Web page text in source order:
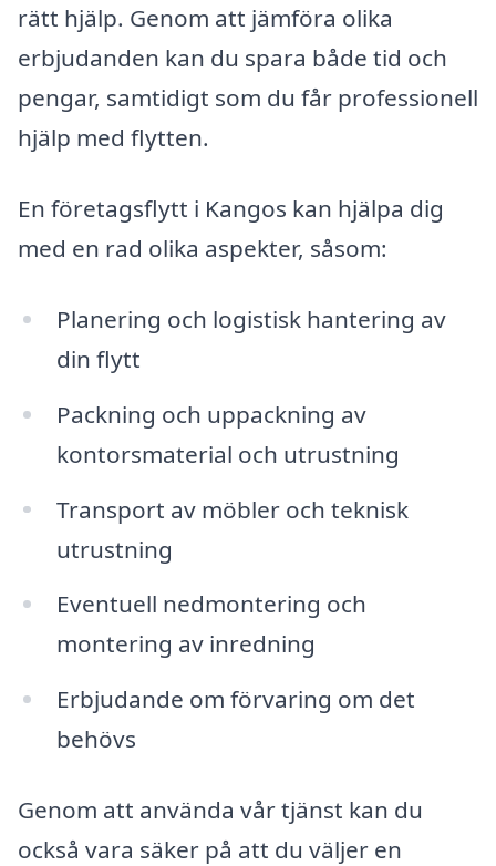
rätt hjälp. Genom att jämföra olika
erbjudanden kan du spara både tid och
pengar, samtidigt som du får professionell
hjälp med flytten.
En företagsflytt i Kangos kan hjälpa dig
med en rad olika aspekter, såsom:
Planering och logistisk hantering av
din flytt
Packning och uppackning av
kontorsmaterial och utrustning
Transport av möbler och teknisk
utrustning
Eventuell nedmontering och
montering av inredning
Erbjudande om förvaring om det
behövs
Genom att använda vår tjänst kan du
också vara säker på att du väljer en